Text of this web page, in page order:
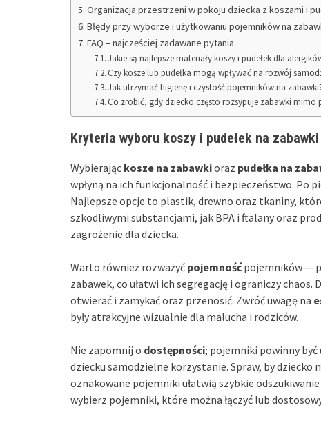
Organizacja przestrzeni w pokoju dziecka z koszami i
Błędy przy wyborze i użytkowaniu pojemników na
FAQ – najczęściej zadawane pytania
Jakie są najlepsze materiały koszy i pudełek dla
Czy kosze lub pudełka mogą wpływać na rozwój
Jak utrzymać higienę i czystość pojemników na
Co zrobić, gdy dziecko często rozsypuje zabawki mimo
Kryteria wyboru koszy i pudełek na
Wybierając kosze na zabawkioraz pudełka na
wpłyną na ich funkcjonalność i bezpieczeństwo. Po
Najlepsze opcje to plastik, drewno oraz tkaniny,
szkodliwymi substancjami, jak BPA i ftalany oraz
zagrożenie dla dziecka.
Warto również rozważyć pojemnośćpojemników —
zabawek, co ułatwi ich segregację i ograniczy
otwierać i zamykać oraz przenosić. Zwróć uwagę na
były atrakcyjne wizualnie dla malucha i rodziców.
Nie zapomnij o dostępności; pojemniki powinny
dziecku samodzielne korzystanie. Spraw, by
oznakowane pojemniki ułatwią szybkie
wybierz pojemniki, które można łączyć lub